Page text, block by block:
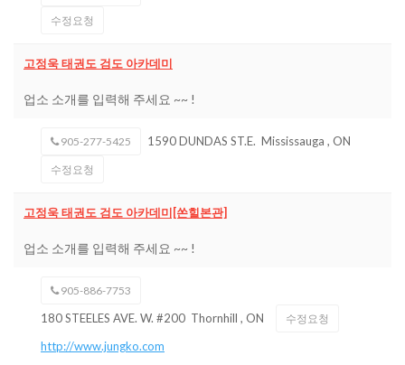
수정요청
고정욱 태권도 검도 아카데미
업소 소개를 입력해 주세요 ~~ !
905-277-5425 1590 DUNDAS ST.E. Mississauga , ON
수정요청
고정욱 태권도 검도 아카데미[쏜힐본관]
업소 소개를 입력해 주세요 ~~ !
905-886-7753
180 STEELES AVE. W. #200 Thornhill , ON 수정요청
http://www.jungko.com